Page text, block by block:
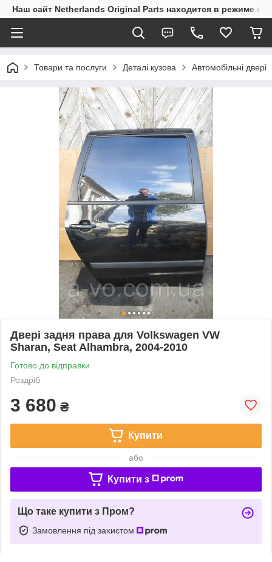
Наш сайт Netherlands Original Parts находится в режиме
Товари та послуги Деталі кузова Автомобільні двері
Двері задня права для Volkswagen VW
Sharan, Seat Alhambra, 2004-2010
Готово до відправки
Роздріб
3 680 ₴
Купити
або
Купити з
Що таке купити з Пром?
Замовлення під захистом